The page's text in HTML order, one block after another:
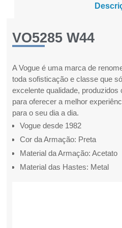
VO5285 W44
A Vogue é uma marca de
toda sofisticação e classe que
excelente qualidade,
para oferecer a melhor
para o seu dia a dia.
Vogue desde 1982
Cor da Armação: Preta
Material da Armação: Acetato
Material das Hastes: Metal